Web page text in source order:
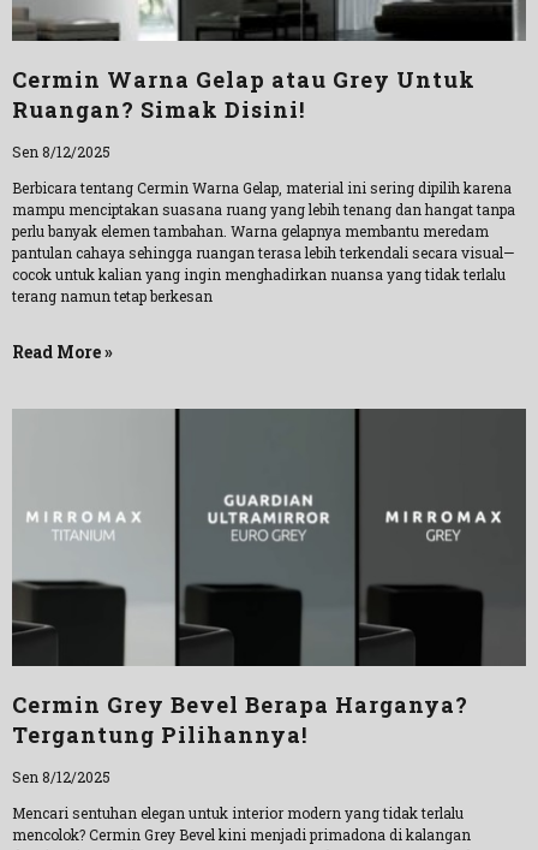
Cermin Warna Gelap atau Grey Untuk
Ruangan? Simak Disini!
Sen 8/12/2025
Berbicara tentang Cermin Warna Gelap, material ini sering dipilih karena
mampu menciptakan suasana ruang yang lebih tenang dan hangat tanpa
perlu banyak elemen tambahan. Warna gelapnya membantu meredam
pantulan cahaya sehingga ruangan terasa lebih terkendali secara visual—
cocok untuk kalian yang ingin menghadirkan nuansa yang tidak terlalu
terang namun tetap berkesan
Read More »
Cermin Grey Bevel Berapa Harganya?
Tergantung Pilihannya!
Sen 8/12/2025
Mencari sentuhan elegan untuk interior modern yang tidak terlalu
mencolok? Cermin Grey Bevel kini menjadi primadona di kalangan